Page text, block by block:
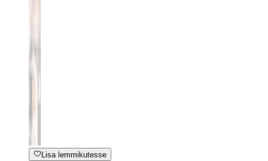
Lisa lemmikutesse